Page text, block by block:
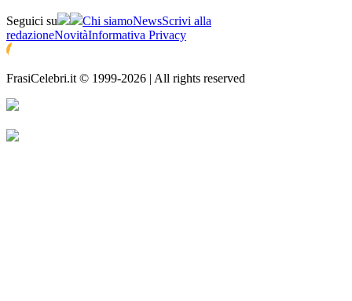
Seguici su Chi siamoNewsScrivi alla
redazioneNovitàInformativa Privacy
FrasiCelebri.it © 1999-2026 | All rights reserved